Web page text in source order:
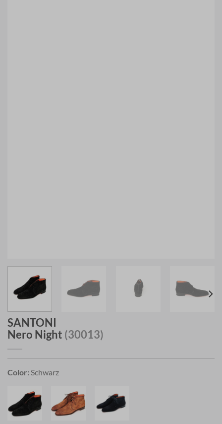
SANTONI
Nero Night (30013)
Color: Schwarz